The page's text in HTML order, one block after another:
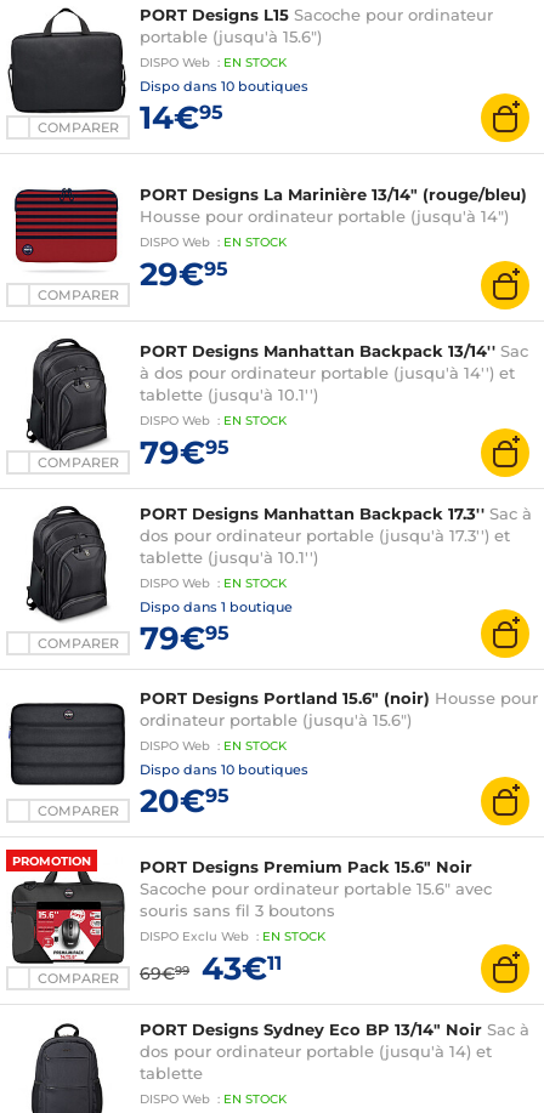
COMPARER
PORT Designs L15 Sacoche pour ordinateur
portable (jusqu'à 15.6")
DISPO Web : EN STOCK
Dispo dans 10 boutiques
14€95
COMPARER
PORT Designs La Marinière 13/14" (rouge/bleu)
Housse pour ordinateur portable (jusqu'à 14")
DISPO Web : EN STOCK
29€95
COMPARER
PORT Designs Manhattan Backpack 13/14'' Sac
à dos pour ordinateur portable (jusqu'à 14'') et
tablette (jusqu'à 10.1'')
DISPO Web : EN STOCK
79€95
COMPARER
PORT Designs Manhattan Backpack 17.3'' Sac à
dos pour ordinateur portable (jusqu'à 17.3'') et
tablette (jusqu'à 10.1'')
DISPO Web : EN STOCK
Dispo dans 1 boutique
79€95
COMPARER
PORT Designs Portland 15.6" (noir) Housse pour
ordinateur portable (jusqu'à 15.6")
DISPO Web : EN STOCK
Dispo dans 10 boutiques
20€95
PROMOTION
COMPARER
PORT Designs Premium Pack 15.6" Noir
Sacoche pour ordinateur portable 15.6" avec
souris sans fil 3 boutons
DISPO Exclu Web : EN STOCK
69€99 43€11
PORT Designs Sydney Eco BP 13/14" Noir Sac à
dos pour ordinateur portable (jusqu'à 14) et
tablette
DISPO Web : EN STOCK